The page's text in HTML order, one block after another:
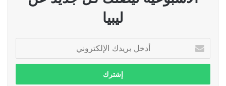
ليبيا
بريدك
الإلكتروني